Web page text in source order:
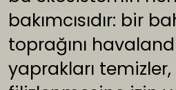
bakımcısıdır: bir
toprağını
yaprakları